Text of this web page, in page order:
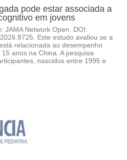
pode estar associada a
em jovens
JAMA Network Open. DOI:
Este estudo avaliou se a
relacionada ao desempenho
anos na China. A pesquisa
nascidos entre 1995 e